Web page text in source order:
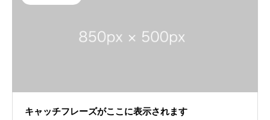
キャッチフレーズがここに表示されます